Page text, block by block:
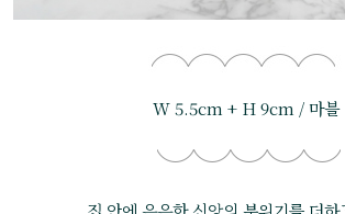
W 5.5cm + H 9cm / 마블